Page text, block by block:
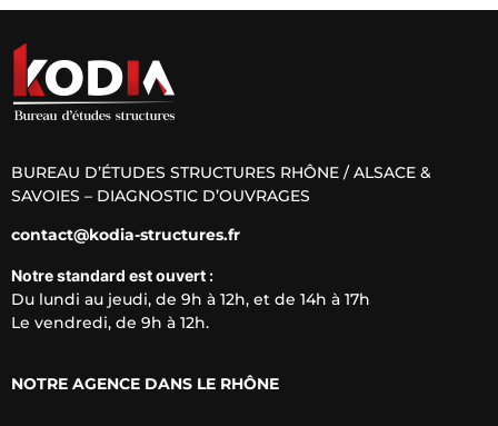
BUREAU D’ÉTUDES STRUCTURES RHÔNE / ALSACE &
SAVOIES – DIAGNOSTIC D’OUVRAGES
contact@kodia-structures.fr
Notre standard est ouvert :
Du lundi au jeudi, de 9h à 12h, et de 14h à 17h
Le vendredi, de 9h à 12h.
NOTRE AGENCE DANS LE RHÔNE